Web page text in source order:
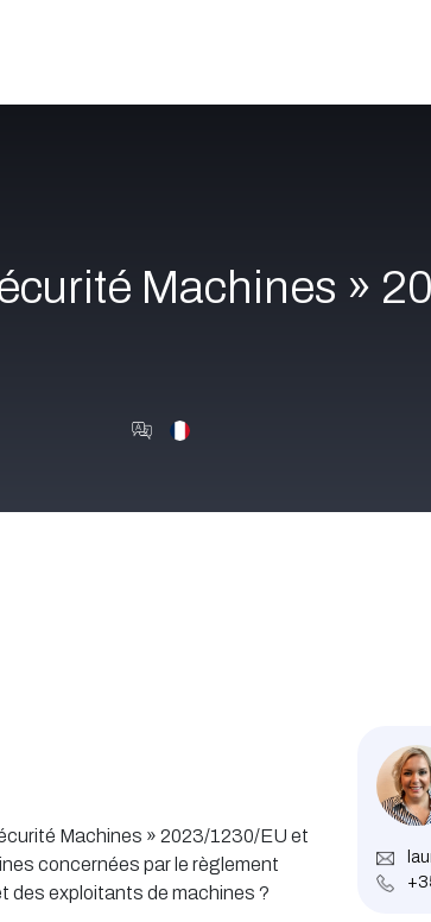
Machines »
Machines » 2023/1230/EU et
concernées par le règlement
des exploitants de machines ?